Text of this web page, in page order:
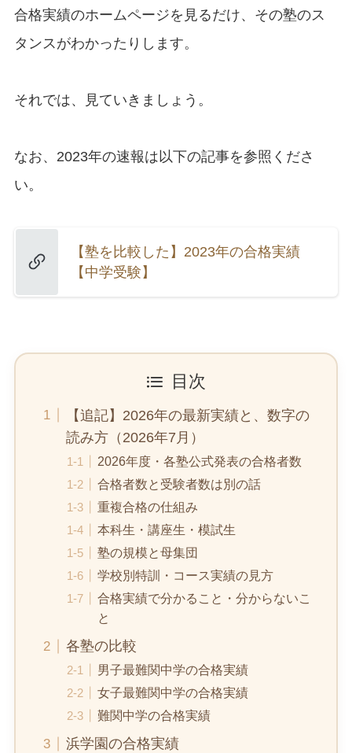
合格実績のホームページを見るだけ、その塾のス
タンスがわかったりします。
それでは、見ていきましょう。
なお、2023年の速報は以下の記事を参照くださ
い。
【塾を比較した】2023年の合格実績
【中学受験】
目次
【追記】2026年の最新実績と、数字の
読み方（2026年7月）
2026年度・各塾公式発表の合格者数
合格者数と受験者数は別の話
重複合格の仕組み
本科生・講座生・模試生
塾の規模と母集団
学校別特訓・コース実績の見方
合格実績で分かること・分からないこ
と
各塾の比較
男子最難関中学の合格実績
女子最難関中学の合格実績
難関中学の合格実績
浜学園の合格実績